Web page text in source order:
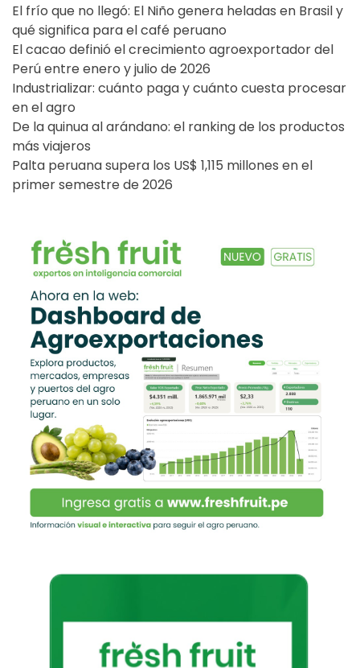
El frío que no llegó: El Niño genera heladas en Brasil y
qué significa para el café peruano
El cacao definió el crecimiento agroexportador del
Perú entre enero y julio de 2026
Industrializar: cuánto paga y cuánto cuesta procesar
en el agro
De la quinua al arándano: el ranking de los productos
más viajeros
Palta peruana supera los US$ 1,115 millones en el
primer semestre de 2026